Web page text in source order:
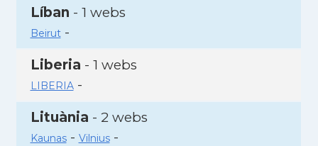
Líban - 1 webs
Beirut-
Liberia - 1 webs
LIBERIA-
Lituània - 2 webs
Kaunas- Vilnius-